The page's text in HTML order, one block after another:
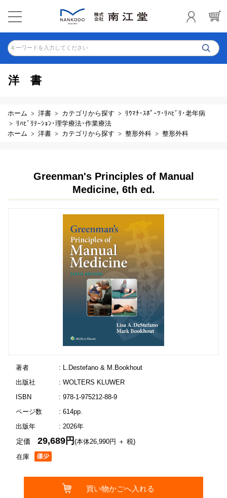
キーワードを入力してください
洋書
ホーム 洋書 カテゴリから探す
ﾘｳﾏﾁ･ｽﾎﾟｰﾂ･ﾘﾊﾋﾞﾘ･老年病
ﾘﾊﾋﾞﾘﾃｰｼｮﾝ･理学療法･作業療法
ホーム
洋書 カテゴリから探す 整形外科 整形外科
Greenman's Principles of Manual
Medicine, 6th ed.
著者
: L.Destefano & M.Bookhout
出版社
: WOLTERS KLUWER
ISBN
: 978-1-975212-88-9
ページ数
: 614pp.
出版年
: 2026年
在庫
定価29,689円(本体26,990円 ＋ 税)